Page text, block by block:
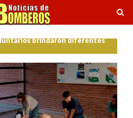
brindaron diferentes